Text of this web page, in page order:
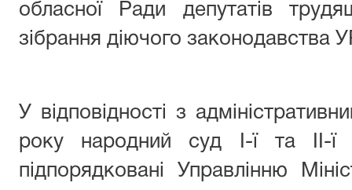
обласної Ради депутатів
зібрання діючого законодавства
У відповідності з
року народний суд І-ї та ІІ-
підпорядковані Управлінню